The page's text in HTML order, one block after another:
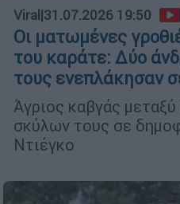
Viral |31.07.2026 19:50
Οι ματωμένες
του καράτε: Δύο
τους ενεπλάκησαν
Άγριος καβγάς
σκύλων τους σε
Ντιέγκο